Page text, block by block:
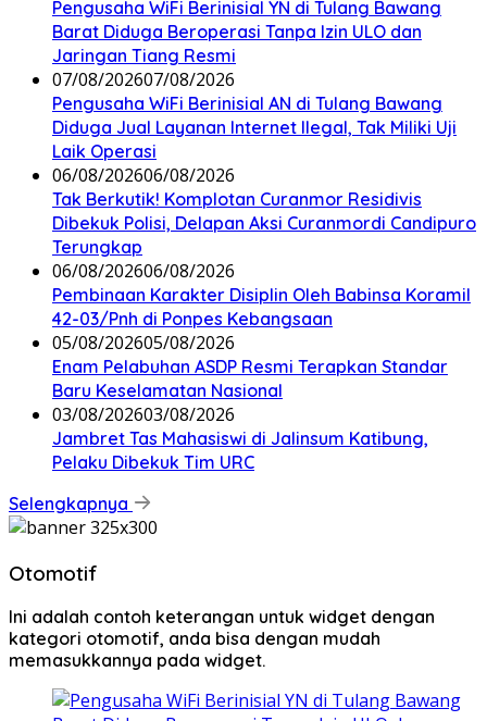
Pengusaha WiFi Berinisial YN di Tulang Bawang
Barat Diduga Beroperasi Tanpa Izin ULO dan
Jaringan Tiang Resmi
07/08/202607/08/2026
Pengusaha WiFi Berinisial AN di Tulang Bawang
Diduga Jual Layanan Internet Ilegal, Tak Miliki Uji
Laik Operasi
06/08/202606/08/2026
Tak Berkutik! Komplotan Curanmor Residivis
Dibekuk Polisi, Delapan Aksi Curanmordi Candipuro
Terungkap
06/08/202606/08/2026
Pembinaan Karakter Disiplin Oleh Babinsa Koramil
42-03/Pnh di Ponpes Kebangsaan
05/08/202605/08/2026
Enam Pelabuhan ASDP Resmi Terapkan Standar
Baru Keselamatan Nasional
03/08/202603/08/2026
Jambret Tas Mahasiswi di Jalinsum Katibung,
Pelaku Dibekuk Tim URC
Selengkapnya
Otomotif
Ini adalah contoh keterangan untuk widget dengan
kategori otomotif, anda bisa dengan mudah
memasukkannya pada widget.